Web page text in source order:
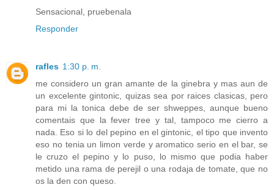
Sensacional, pruebenala
Responder
rafles 1:30 p. m.
me considero un gran amante de la ginebra y mas aun de
un excelente gintonic, quizas sea por raices clasicas, pero
para mi la tonica debe de ser shweppes, aunque bueno
comentais que la fever tree y tal, tampoco me cierro a
nada. Eso si lo del pepino en el gintonic, el tipo que invento
eso no tenia un limon verde y aromatico serio en el bar, se
le cruzo el pepino y lo puso, lo mismo que podia haber
metido una rama de perejil o una rodaja de tomate, que no
os la den con queso.